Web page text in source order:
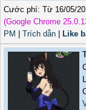
Cước phí: Từ 16/05/
(Google Chrome
PM
Trích dẫn Like